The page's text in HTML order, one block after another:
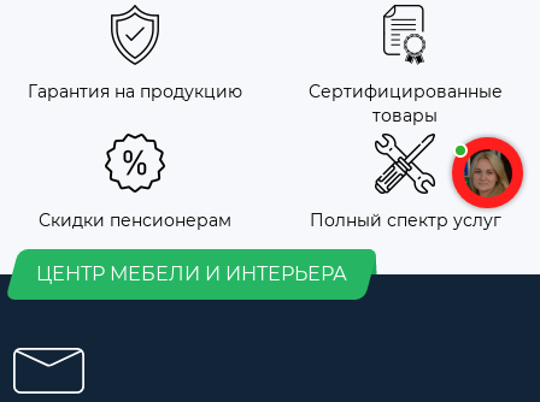
Гарантия на продукцию
Сертифицированные
товары
Скидки пенсионерам Полный спектр услуг
ЦЕНТР МЕБЕЛИ И ИНТЕРЬЕРА